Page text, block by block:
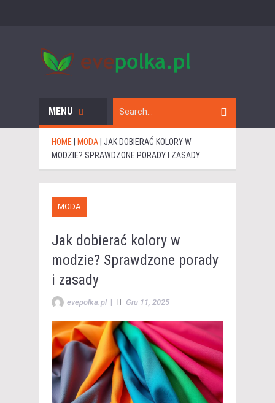
MENU
HOME | MODA| JAK DOBIERAĆ KOLORY W
MODZIE? SPRAWDZONE PORADY I ZASADY
MODA
Jak dobierać kolory w
modzie? Sprawdzone porady
i zasady
evepolka.pl | Gru 11, 2025